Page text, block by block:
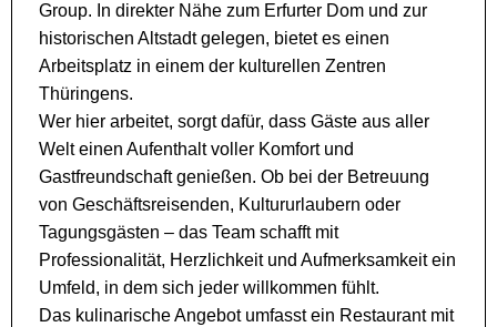
Group. In direkter Nähe zum Erfurter Dom und zur
historischen Altstadt gelegen, bietet es einen
Arbeitsplatz in einem der kulturellen Zentren
Thüringens.
Wer hier arbeitet, sorgt dafür, dass Gäste aus aller
Welt einen Aufenthalt voller Komfort und
Gastfreundschaft genießen. Ob bei der Betreuung
von Geschäftsreisenden, Kultururlaubern oder
Tagungsgästen – das Team schafft mit
Professionalität, Herzlichkeit und Aufmerksamkeit ein
Umfeld, in dem sich jeder willkommen fühlt.
Das kulinarische Angebot umfasst ein Restaurant mit